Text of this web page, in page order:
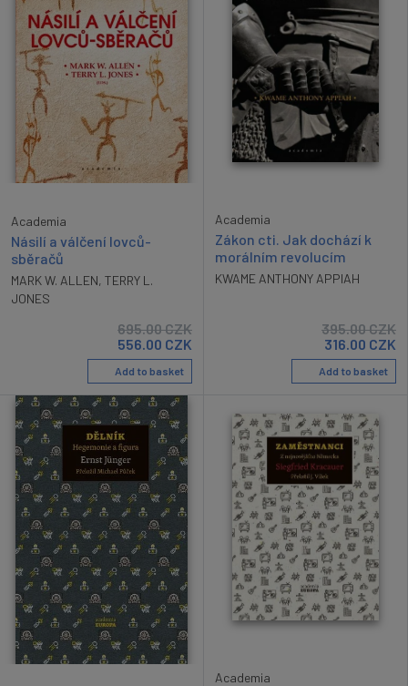
Academia
Násilí a válčení lovců-
sběračů
MARK W. ALLEN, TERRY L.
JONES
695.00CZK
556.00 CZK
Add to basket
Academia
Zákon cti. Jak dochází k
morálním revolucím
KWAME ANTHONY APPIAH
395.00CZK
316.00 CZK
Add to basket
Academia